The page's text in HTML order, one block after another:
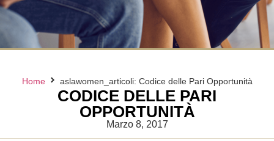
Home aslawomen_articoli: Codice delle Pari Opportunità
CODICE DELLE PARI
OPPORTUNITÀ
Marzo 8, 2017